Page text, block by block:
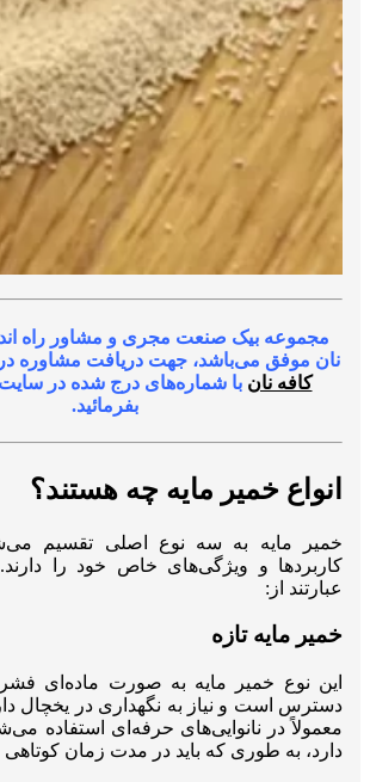
مجموعه بیک صنعت مجری و مشاور راه
نان موفق می‌باشد، جهت دریافت مشاوره
کافه نان با شماره‌های درج شده در
بفرمائید.
انواع خمیر مایه چه هستند؟
خمیر مایه به سه نوع اصلی تقسیم
کاربردها و ویژگی‌های خاص خود را دارند.
عبارتند از:
خمیر مایه تازه
این نوع خمیر مایه به صورت ماده‌ای
دسترس است و نیاز به نگهداری در یخچال
معمولاً در نانوایی‌های حرفه‌ای استفاده
دارد، به طوری که باید در مدت زمان